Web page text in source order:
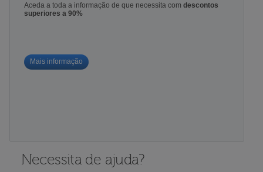
Aceda a toda a informação de que necessita com descontos
superiores a 90%
Mais informação
Necessita de ajuda?